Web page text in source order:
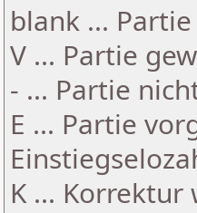
blank ...
V ... Partie
- ... Partie
E ... Partie
K ...